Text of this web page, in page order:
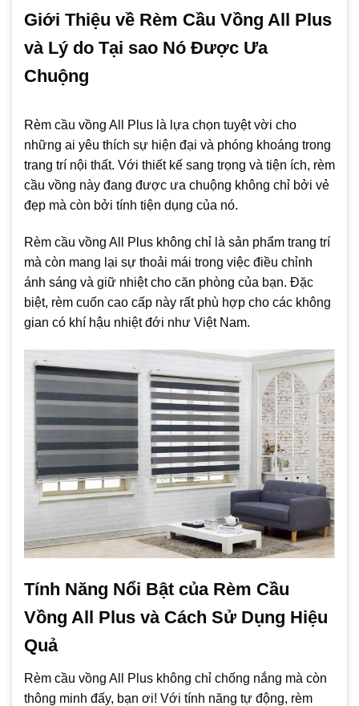
Giới Thiệu về Rèm Cầu Vồng All Plus
và Lý do Tại sao Nó Được Ưa
Chuộng
Rèm cầu vồng All Plus là lựa chọn tuyệt vời cho
những ai yêu thích sự hiện đại và phóng khoáng trong
trang trí nội thất. Với thiết kế sang trọng và tiện ích, rèm
cầu vồng này đang được ưa chuộng không chỉ bởi vẻ
đẹp mà còn bởi tính tiện dụng của nó.
Rèm cầu vồng All Plus không chỉ là sản phẩm trang trí
mà còn mang lại sự thoải mái trong việc điều chỉnh
ánh sáng và giữ nhiệt cho căn phòng của bạn. Đặc
biệt, rèm cuốn cao cấp này rất phù hợp cho các không
gian có khí hậu nhiệt đới như Việt Nam.
Tính Năng Nổi Bật của Rèm Cầu
Vồng All Plus và Cách Sử Dụng Hiệu
Quả
Rèm cầu vồng All Plus không chỉ chống nắng mà còn
thông minh đấy, bạn ơi! Với tính năng tự động, rèm